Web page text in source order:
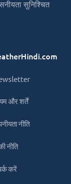
सुनिश्चित
और शर्तें
नीति
नीति
करें